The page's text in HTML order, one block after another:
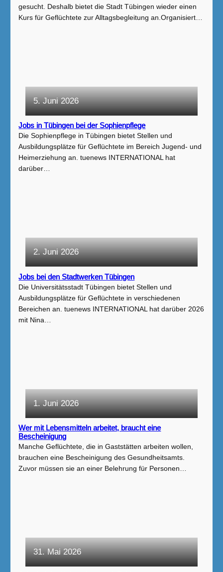
gesucht. Deshalb bietet die Stadt Tübingen wieder einen
Kurs für Geflüchtete zur Alltagsbegleitung an.Organisiert…
5. Juni 2026
Jobs in Tübingen bei der Sophienpflege
Die Sophienpflege in Tübingen bietet Stellen und
Ausbildungsplätze für Geflüchtete im Bereich Jugend- und
Heimerziehung an. tuenews INTERNATIONAL hat
darüber…
2. Juni 2026
Jobs bei den Stadtwerken Tübingen
Die Universitätsstadt Tübingen bietet Stellen und
Ausbildungsplätze für Geflüchtete in verschiedenen
Bereichen an. tuenews INTERNATIONAL hat darüber 2026
mit Nina…
1. Juni 2026
Wer mit Lebensmitteln arbeitet, braucht eine
Bescheinigung
Manche Geflüchtete, die in Gaststätten arbeiten wollen,
brauchen eine Bescheinigung des Gesundheitsamts.
Zuvor müssen sie an einer Belehrung für Personen…
31. Mai 2026